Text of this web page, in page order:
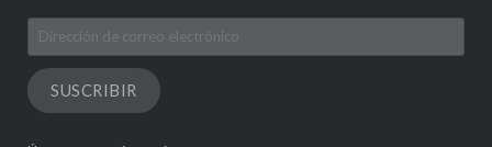
Dirección
de
correo
electrónico
SUSCRIBIR